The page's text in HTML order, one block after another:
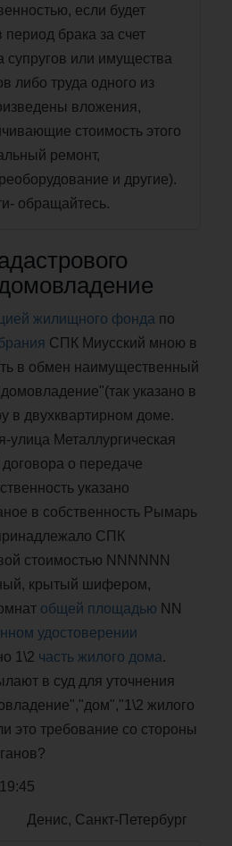
если будет
период брака за счет
или имущества
либо труда одного из
вложения,
стоимость этого
ремонт,
и другие).
обращайтесь.
жилищного фонда по
СПК Миусский мною в
в обмен наимущественный
указано в
в двухквартирном доме.
улица Металлургическая
о передаче
указано
в собственность Рымарь
СПК
стоимостью NNNNNN
крытый шифером,
общей площадью NN
удостоверении
1\2 часть жилого дома.
в суд для уточнения
жилого
это требование со стороны
Денис, Санкт-Петербург